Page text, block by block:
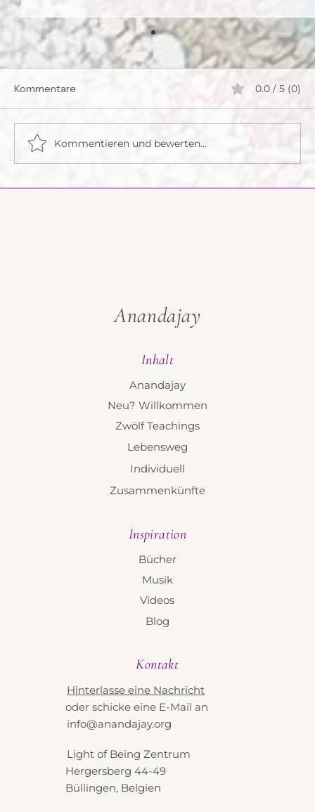
Kommentare 0.0 / 5 (0)
Kommentieren und bewerten...
Kontakt
Hinterlasse eine Nachricht
oder schicke eine E-Mail an
info@anandajay.org
Light of Being Zentrum
Hergersberg 44-49
Büllingen, Belgien
Inspiration
Bücher
Musik
Videos
Blog
Inhalt
Neu? Willkommen
Anandajay
Zwölf Teachings
Lebensweg
Individuell
Zusammenkünfte
Anandajay